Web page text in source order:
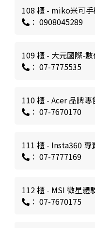
108 櫃 - miko米可
： 0908045289
109 櫃 - 大元國際-
： 07-7775535
110 櫃 - Acer 品牌
： 07-7670170
111 櫃 - Insta360 專
： 07-7777169
112 櫃 - MSI 微星體
： 07-7670175